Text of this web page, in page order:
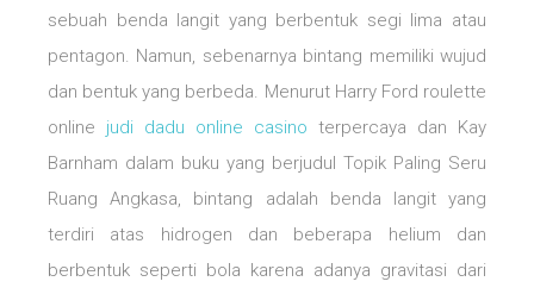
sebuah benda langit yang berbentuk segi lima atau
pentagon. Namun, sebenarnya bintang memiliki wujud
dan bentuk yang berbeda. Menurut Harry Ford roulette
online judi dadu online casino terpercaya dan Kay
Barnham dalam buku yang berjudul Topik Paling Seru
Ruang Angkasa, bintang adalah benda langit yang
terdiri atas hidrogen dan beberapa helium dan
berbentuk seperti bola karena adanya gravitasi dari